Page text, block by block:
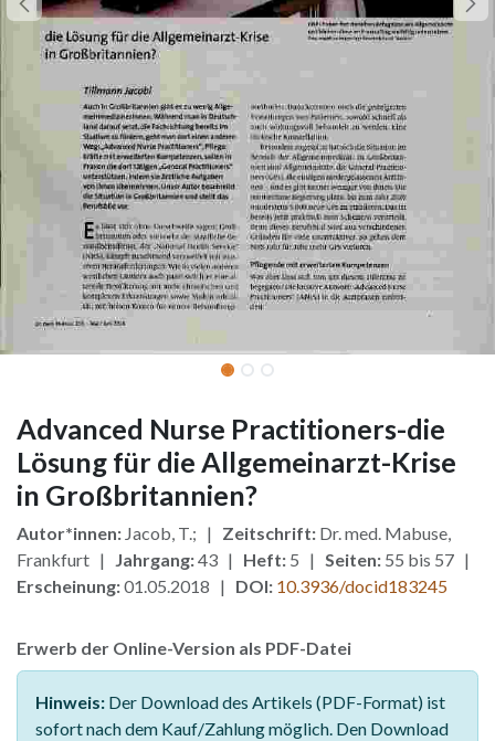
Advanced Nurse Practitioners-die
Lösung für die Allgemeinarzt-Krise
in Großbritannien?
Autor*innen: Jacob, T.; | Zeitschrift: Dr. med. Mabuse,
Frankfurt | Jahrgang:43 | Heft: 5 | Seiten: 55 bis 57 |
Erscheinung:01.05.2018 | DOI: 10.3936/docid183245
Erwerb der Online-Version als PDF-Datei
Hinweis: Der Download des Artikels (PDF-Format) ist
sofort nach dem Kauf/Zahlung möglich. Den Download